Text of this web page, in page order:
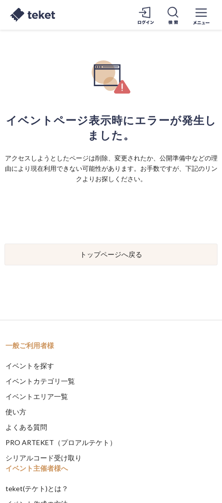
イベントページ表示時にエラーが発生し
ました。
アクセスしようとしたページは削除、変更されたか、公開準備中などの理
由により現在利用できない可能性があります。お手数ですが、下記のリン
クよりお探しください。
トップページへ戻る
一般ご利用者様
イベントを探す
イベントカテゴリ一覧
イベントエリア一覧
使い方
よくある質問
PRO ARTEKET（プロアルテケト）
シリアルコード受け取り
イベント主催者様へ
teket(テケト)とは？